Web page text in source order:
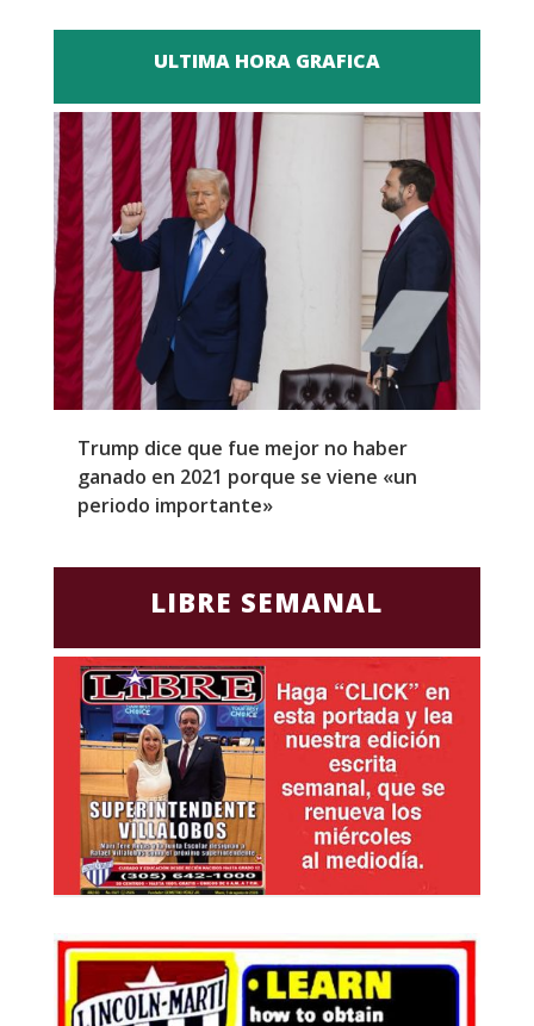
ULTIMA HORA GRAFICA
Trump dice que fue mejor no haber
ganado en 2021 porque se viene «un
periodo importante»
LIBRE SEMANAL